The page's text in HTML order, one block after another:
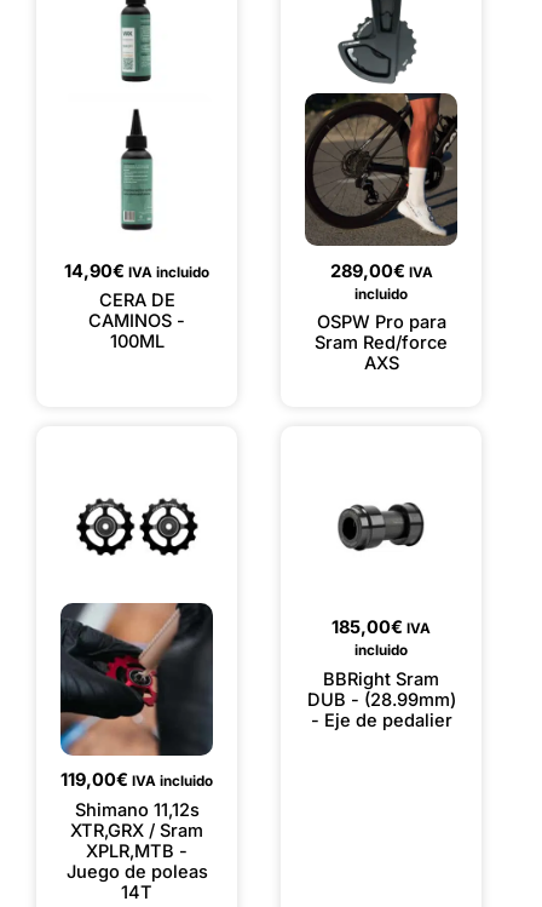
14,90€ IVA incluido
CERA DE
CAMINOS -
100ML
289,00€ IVA
incluido
OSPW Pro para
Sram Red/force
AXS
119,00€ IVA incluido
Shimano 11,12s
XTR,GRX / Sram
XPLR,MTB -
Juego de poleas
14T
185,00€ IVA
incluido
BBRight Sram
DUB - (28.99mm)
- Eje de pedalier